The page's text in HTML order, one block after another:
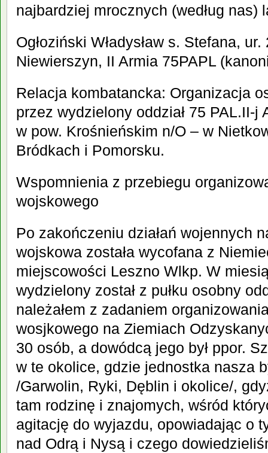
najbardziej mrocznych (według nas)
Ogłoziński Władysław s. Stefana,
Niewierszyn, II Armia 75PAPL
Relacja kombatancka: Organizacja
przez wydzielony oddział 75 PAL.II-j
w pow. Krośnieńskim n/O – w
Bródkach i Pomorsku.
Wspomnienia z przebiegu
wojskowego
Po zakończeniu działań wojennych
wojskowa została wycofana z
miejscowości Leszno Wlkp. W
wydzielony został z pułku osobny
należałem z zadaniem
wosjkowego na Ziemiach
30 osób, a dowódcą jego był ppor.
w te okolice, gdzie jednostka nasza
/Garwolin, Ryki, Dęblin i okolice/,
tam rodzinę i znajomych, wśród
agitację do wyjazdu, opowiadając o
nad Odrą i Nysą i czego